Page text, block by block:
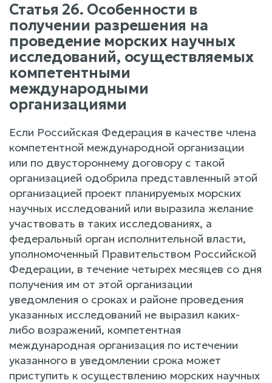
Статья 26. Особенности в
получении разрешения на
проведение морских научных
исследований, осуществляемых
компетентными
международными
организациями
Если Российская Федерация в качестве члена
компетентной международной организации
или по двустороннему договору с такой
организацией одобрила представленный этой
организацией проект планируемых морских
научных исследований или выразила желание
участвовать в таких исследованиях, а
федеральный орган исполнительной власти,
уполномоченный Правительством Российской
Федерации, в течение четырех месяцев со дня
получения им от этой организации
уведомления о сроках и районе проведения
указанных исследований не выразил каких-
либо возражений, компетентная
международная организация по истечении
указанного в уведомлении срока может
приступить к осуществлению морских научных